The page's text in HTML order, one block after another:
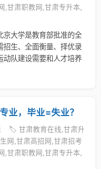
,甘肃职教网,甘肃专升本,
大学是教育部批准的全
招生、全面衡量、择优录
动队建设需要和人才培养
业，毕业=失业？
🏷️ 甘肃教育在线,甘肃升
网,甘肃高招网,甘肃招考
,甘肃职教网,甘肃专升本,